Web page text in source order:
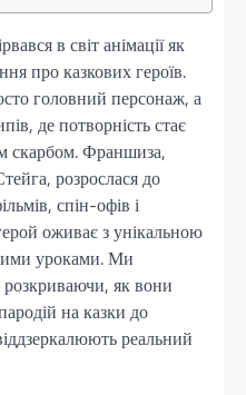
в світ анімації як
про казкових героїв.
головний персонаж, а
де потворність стає
скарбом. Франшиза,
розрослася до
спін-офів і
оживає з унікальною
уроками. Ми
розкриваючи, як вони
на казки до
реальний